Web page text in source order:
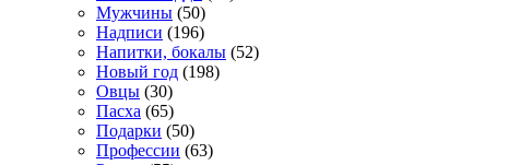
Мужчины (50)
Надписи (196)
Напитки, бокалы (52)
Новый год (198)
Овцы (30)
Пасха (65)
Подарки (50)
Профессии (63)